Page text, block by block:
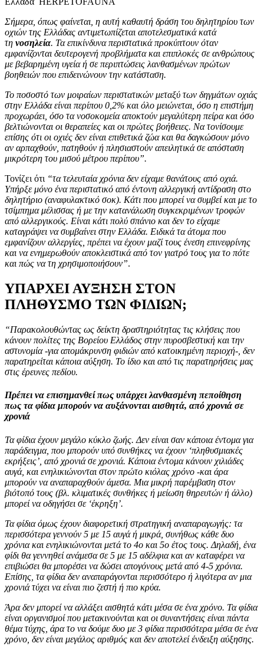
Σήμερα, όπως φαίνεται, η αυτή καθαυτή δράση του δηλητηρίου των
οχιών της Ελλάδας αντιμετωπίζεται αποτελεσματικά κατά
τη νοσηλεία. Τα επικίνδυνα περιστατικά προκύπτουν όταν
εμφανίζονται δευτερογενή προβλήματα και επιπλοκές σε ανθρώπους
με βεβαρημένη υγεία ή σε περιπτώσεις λανθασμένων πρώτων
βοηθειών που επιδεινώνουν την κατάσταση.
Το ποσοστό των μοιραίων περιστατικών μεταξύ των δηγμάτων οχιάς
στην Ελλάδα είναι περίπου 0,2% και όλο μειώνεται, όσο η επιστήμη
προχωράει, όσο τα νοσοκομεία αποκτούν μεγαλύτερη πείρα και όσο
βελτιώνονται οι θεραπείες και οι πρώτες βοήθειες. Να τονίσουμε
επίσης ότι οι οχιές δεν είναι επιθετικά ζώα και θα δαγκώσουν μόνο
αν αρπαχθούν, πατηθούν ή πλησιαστούν απειλητικά σε απόσταση
μικρότερη του μισού μέτρου περίπου”.
Τονίζει ότι “τα τελευταία χρόνια δεν είχαμε θανάτους από οχιά.
Υπήρξε μόνο ένα περιστατικό από έντονη αλλεργική αντίδραση στο
δηλητήριο (αναφυλακτικό σοκ). Κάτι που μπορεί να συμβεί και με το
τσίμπημα μέλισσας ή με την κατανάλωση συγκεκριμένων τροφών
από αλλεργικούς. Είναι κάτι πολύ σπάνιο και δεν το είχαμε
καταγράψει να συμβαίνει στην Ελλάδα. Ειδικά τα άτομα που
εμφανίζουν αλλεργίες, πρέπει να έχουν μαζί τους ένεση επινεφρίνης
και να ενημερωθούν αποκλειστικά από τον γιατρό τους για το πότε
και πώς να τη χρησιμοποιήσουν”.
ΥΠΑΡΧΕΙ ΑΥΞΗΣΗ ΣΤΟΝ
ΠΛΗΘΥΣΜΟ ΤΩΝ ΦΙΔΙΩΝ;
“Παρακολουθώντας ως δείκτη δραστηριότητας τις κλήσεις που
κάνουν πολίτες της Βορείου Ελλάδος στην πυροσβεστική και την
αστυνομία -για απομάκρυνση φιδιών από κατοικημένη περιοχή-, δεν
παρατηρείται κάποια αύξηση. Το ίδιο και από τις παρατηρήσεις μας
στις έρευνες πεδίου.
Πρέπει να επισημανθεί πως υπάρχει λανθασμένη πεποίθηση
πως τα φίδια μπορούν να αυξάνονται αισθητά, από χρονιά σε
χρονιά
Τα φίδια έχουν μεγάλο κύκλο ζωής. Δεν είναι σαν κάποια έντομα για
παράδειγμα, που μπορούν υπό συνθήκες να έχουν ‘πληθυσμιακές
εκρήξεις’, από χρονιά σε χρονιά. Κάποια έντομα κάνουν χιλιάδες
αυγά, και ενηλικιώνονται στον πρώτο κιόλας χρόνο -και άρα
μπορούν να αναπαραχθούν άμεσα. Μια μικρή παρέμβαση στον
βιότοπό τους (βλ. κλιματικές συνθήκες ή μείωση θηρευτών ή άλλο)
μπορεί να οδηγήσει σε ‘έκρηξη’.
Τα φίδια όμως έχουν διαφορετική στρατηγική αναπαραγωγής: τα
περισσότερα γεννούν 5 με 15 αυγά ή μικρά, συνήθως κάθε δυο
χρόνια και ενηλικιώνονται μετά το 4ο και 5ο έτος τους. Δηλαδή, ένα
φίδι θα γεννηθεί ανάμεσα σε 5 με 15 αδέλφια και αν καταφέρει να
επιβιώσει θα μπορέσει να δώσει απογόνους μετά από 4-5 χρόνια.
Επίσης, τα φίδια δεν αναπαράγονται περισσότερο ή λιγότερα αν μια
χρονιά τύχει να είναι πιο ζεστή ή πιο κρύα.
Άρα δεν μπορεί να αλλάξει αισθητά κάτι μέσα σε ένα χρόνο. Τα φίδια
είναι οργανισμοί που μετακινούνται και οι συναντήσεις είναι πάντα
θέμα τύχης, άρα το να δούμε δυο με 3 φίδια περισσότερα μέσα σε ένα
χρόνο, δεν είναι μεγάλος αριθμός και δεν αποτελεί ένδειξη αύξησης.